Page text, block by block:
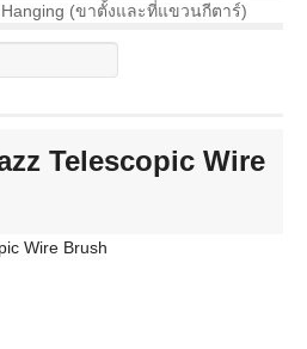
Hanging (ขาตั้งและที่แขวนกีตาร์)
Telescopic Wire
Wire Brush